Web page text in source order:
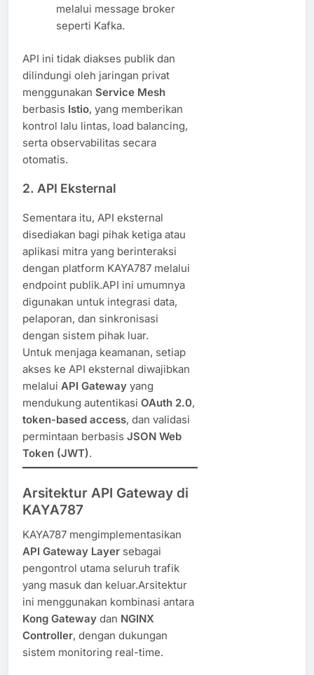
melalui message broker
seperti Kafka.
API ini tidak diakses publik dan
dilindungi oleh jaringan privat
menggunakan Service Mesh
berbasis Istio, yang memberikan
kontrol lalu lintas, load balancing,
serta observabilitas secara
otomatis.
2. API Eksternal
Sementara itu, API eksternal
disediakan bagi pihak ketiga atau
aplikasi mitra yang berinteraksi
dengan platform KAYA787 melalui
endpoint publik.API ini umumnya
digunakan untuk integrasi data,
pelaporan, dan sinkronisasi
dengan sistem pihak luar.
Untuk menjaga keamanan, setiap
akses ke API eksternal diwajibkan
melalui API Gateway yang
mendukung autentikasi OAuth 2.0,
token-based access, dan validasi
permintaan berbasis JSON Web
Token (JWT).
Arsitektur API Gateway di
KAYA787
KAYA787 mengimplementasikan
API Gateway Layer sebagai
pengontrol utama seluruh trafik
yang masuk dan keluar.Arsitektur
ini menggunakan kombinasi antara
Kong Gateway dan NGINX
Controller, dengan dukungan
sistem monitoring real-time.